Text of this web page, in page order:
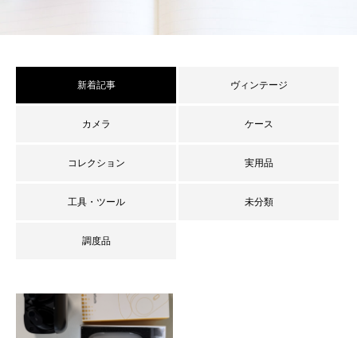
査定員ブログ
新着記事 ヴィンテージ
カメラ ケース
コレクション 実用品
工具・ツール 未分類
調度品